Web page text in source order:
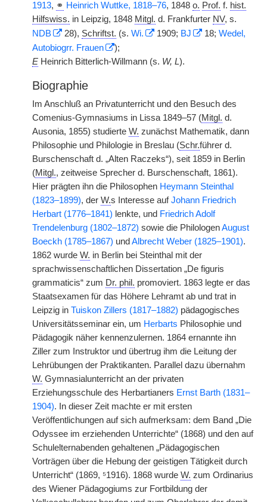
1913, ⚭ Heinrich Wuttke, 1818–76, 1848 o. Prof. f. hist.
Hilfswiss. in Leipzig, 1848 Mitgl. d. Frankfurter NV, s.
NDB
28), Schriftst. (s. Wi. 1909; BJ 18; Wedel,
Autobiogrr. Frauen
);
E Heinrich Bitterlich-Willmann (s. W, L).
Biographie
Im Anschluß an Privatunterricht und den Besuch des
Comenius-Gymnasiums in Lissa 1849–57 (Mitgl. d.
Ausonia, 1855) studierte W. zunächst Mathematik, dann
Philosophie und Philologie in Breslau (Schr.führer d.
Burschenschaft d. „Alten Raczeks“), seit 1859 in Berlin
(Mitgl., zeitweise Sprecher d. Burschenschaft, 1861).
Hier prägten ihn die Philosophen Heymann Steinthal
(1823–1899), der W.s Interesse aufJohann Friedrich
Herbart (1776–1841) lenkte, und Friedrich Adolf
Trendelenburg (1802–1872) sowie die PhilologenAugust
Boeckh (1785–1867) und Albrecht Weber (1825–1901).
1862 wurde W. in Berlin bei Steinthal mit der
sprachwissenschaftlichen Dissertation „De figuris
grammaticis“ zum Dr. phil. promoviert. 1863 legte er das
Staatsexamen für das Höhere Lehramt ab und trat in
Leipzig in Tuiskon Zillers (1817–1882) pädagogisches
Universitätsseminar ein, um Herbarts Philosophie und
Pädagogik näher kennenzulernen. 1864 ernannte ihn
Ziller zum Instruktor und übertrug ihm die Leitung der
Lehrübungen der Praktikanten. Parallel dazu übernahm
W. Gymnasialunterricht an der privaten
Erziehungsschule des Herbartianers Ernst Barth (1831–
1904). In dieser Zeit machte er mit ersten
Veröffentlichungen auf sich aufmerksam: dem Band „Die
Odyssee im erziehenden Unterrichte“ (1868) und den auf
Schulelternabenden gehaltenen „Pädagogischen
Vorträgen über die Hebung der geistigen Tätigkeit durch
Unterricht“ (1869, ⁵1916). 1868 wurde W. zum Ordinarius
des Wiener Pädagogiums zur Fortbildung der